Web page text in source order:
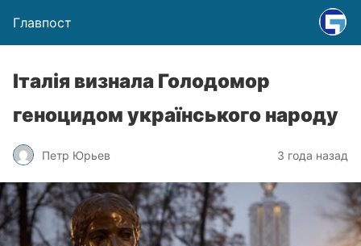
Главпост
Італія визнала Голодомор
геноцидом українського народу
Петр Юрьев 3 года назад